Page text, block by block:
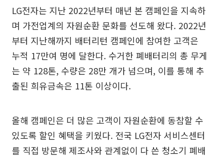
LG전자는 지난 2022년부터 매년 본 캠페인을 지속하
며 가전업계의 자원순환 문화를 선도해 왔다. 2022년
부터 지난해까지 배터리턴 캠페인에 참여한 고객은
누적 17만여 명에 달한다. 수거한 폐배터리의 총 무게
는 약 128톤, 수량은 28만 개가 넘으며, 이를 통해 추
출된 희유금속은 11톤 이상이다.
올해 캠페인은 더 많은 고객이 자원순환에 동참할 수
있도록 할인 혜택을 키웠다. 전국 LG전자 서비스센터
를 직접 방문해 제조사와 관계없이 다 쓴 청소기 폐배